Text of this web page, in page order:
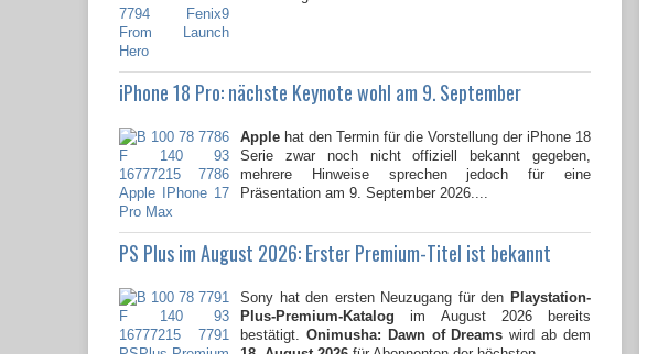
iPhone 18 Pro: nächste Keynote wohl am 9. September
Apple hat den Termin für die Vorstellung der iPhone 18
Serie zwar noch nicht offiziell bekannt gegeben,
mehrere Hinweise sprechen jedoch für eine
Präsentation am 9. September 2026....
PS Plus im August 2026: Erster Premium-Titel ist bekannt
Sony hat den ersten Neuzugang für den Playstation-
Plus-Premium-Katalog im August 2026 bereits
bestätigt. Onimusha: Dawn of Dreams wird ab dem